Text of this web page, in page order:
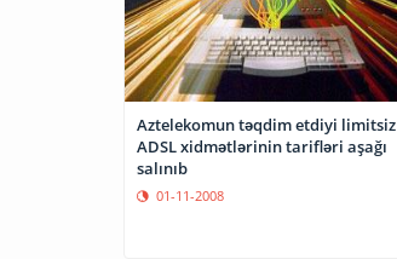
Aztelekomun təqdim etdiyi limitsiz
ADSL xidmətlərinin tarifləri aşağı
salınıb
01-11-2008